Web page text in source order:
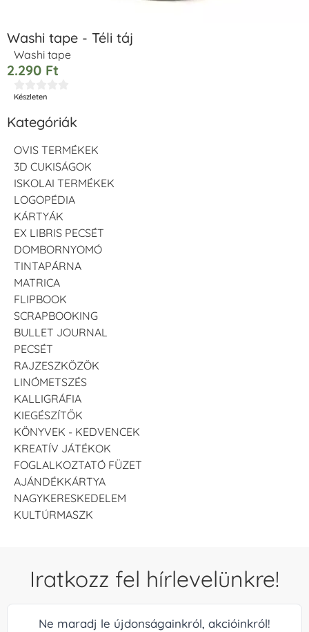
Washi tape - Téli táj
Washi tape
2.290 Ft
Készleten
Kategóriák
OVIS TERMÉKEK
3D CUKISÁGOK
ISKOLAI TERMÉKEK
LOGOPÉDIA
KÁRTYÁK
EX LIBRIS PECSÉT
DOMBORNYOMÓ
TINTAPÁRNA
MATRICA
FLIPBOOK
SCRAPBOOKING
BULLET JOURNAL
PECSÉT
RAJZESZKÖZÖK
LINÓMETSZÉS
KALLIGRÁFIA
KIEGÉSZÍTŐK
KÖNYVEK - KEDVENCEK
KREATÍV JÁTÉKOK
FOGLALKOZTATÓ FÜZET
AJÁNDÉKKÁRTYA
NAGYKERESKEDELEM
KULTÚRMASZK
Iratkozz fel hírlevelünkre!
Ne maradj le újdonságainkról, akcióinkról!